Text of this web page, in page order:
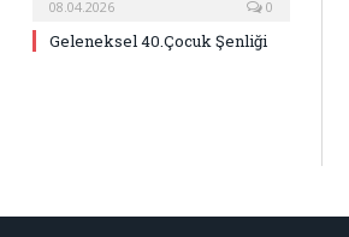
08.04.2026 0
Geleneksel 40.Çocuk Şenliği